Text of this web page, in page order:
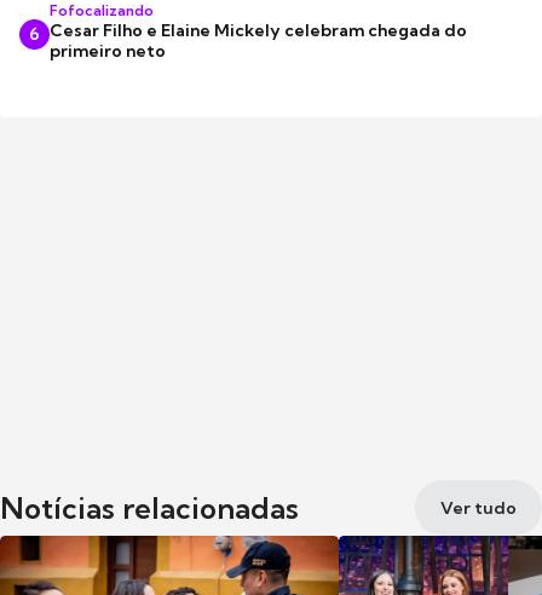
6
Fofocalizando
Cesar Filho e Elaine Mickely celebram chegada do
primeiro neto
Notícias relacionadas Ver tudo